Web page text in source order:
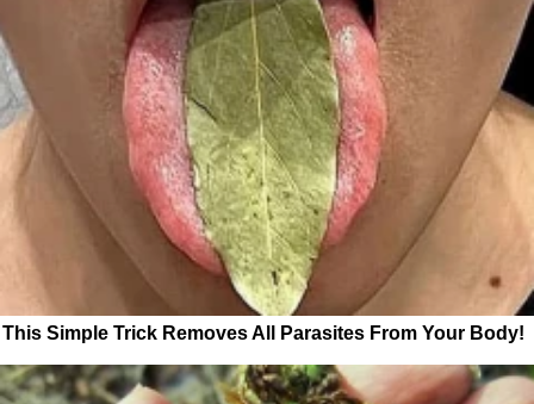
This Simple Trick Removes All Parasites From Your Body!